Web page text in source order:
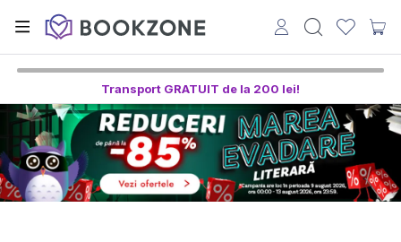
Transport GRATUIT de la 200 lei!